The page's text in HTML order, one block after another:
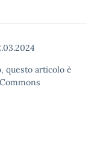
questo articolo è